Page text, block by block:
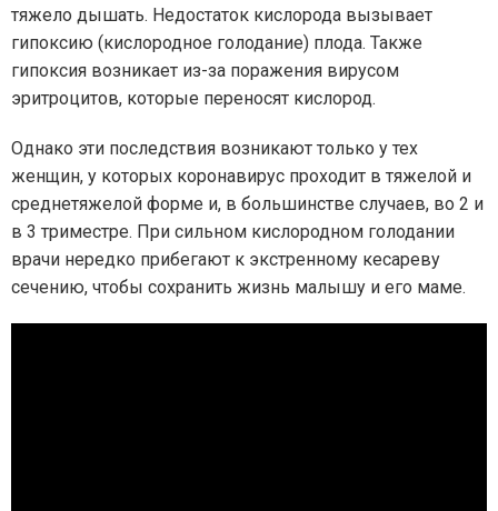
тяжело дышать. Недостаток кислорода вызывает
гипоксию (кислородное голодание) плода. Также
гипоксия возникает из-за поражения вирусом
эритроцитов, которые переносят кислород.
Однако эти последствия возникают только у тех
женщин, у которых коронавирус проходит в тяжелой и
среднетяжелой форме и, в большинстве случаев, во 2 и
в 3 триместре. При сильном кислородном голодании
врачи нередко прибегают к экстренному кесареву
сечению, чтобы сохранить жизнь малышу и его маме.